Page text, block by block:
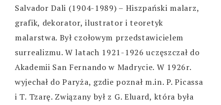
Salvador Dali (1904-1989) – Hiszpański malarz,
grafik, dekorator, ilustrator i teoretyk
malarstwa. Był czołowym przedstawicielem
surrealizmu. W latach 1921-1926 uczęszczał do
Akademii San Fernando w Madrycie. W 1926r.
wyjechał do Paryża, gzdie poznał m.in. P. Picassa
i T. Tzarę. Związany był z G. Eluard, która była